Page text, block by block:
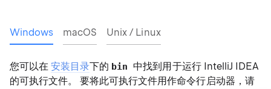
Windows macOS Unix / Linux
您可以在安装目录下的 bin中找到用于运行 IntelliJ IDEA
的可执行文件。 要将此可执行文件用作命令行启动器，请